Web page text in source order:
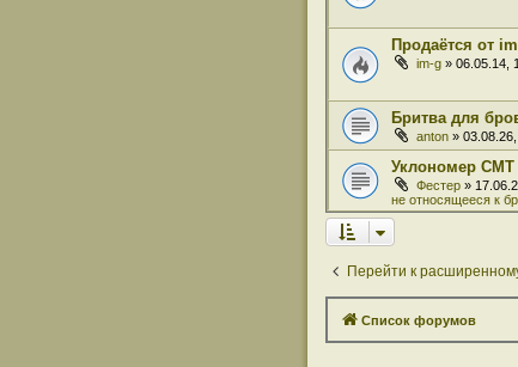
Продаётся от
im-g » 06.05.14,
Бритва для
anton »
Уклономер СМТ
Фестер »
не относящееся к
Перейти к
Список форумов